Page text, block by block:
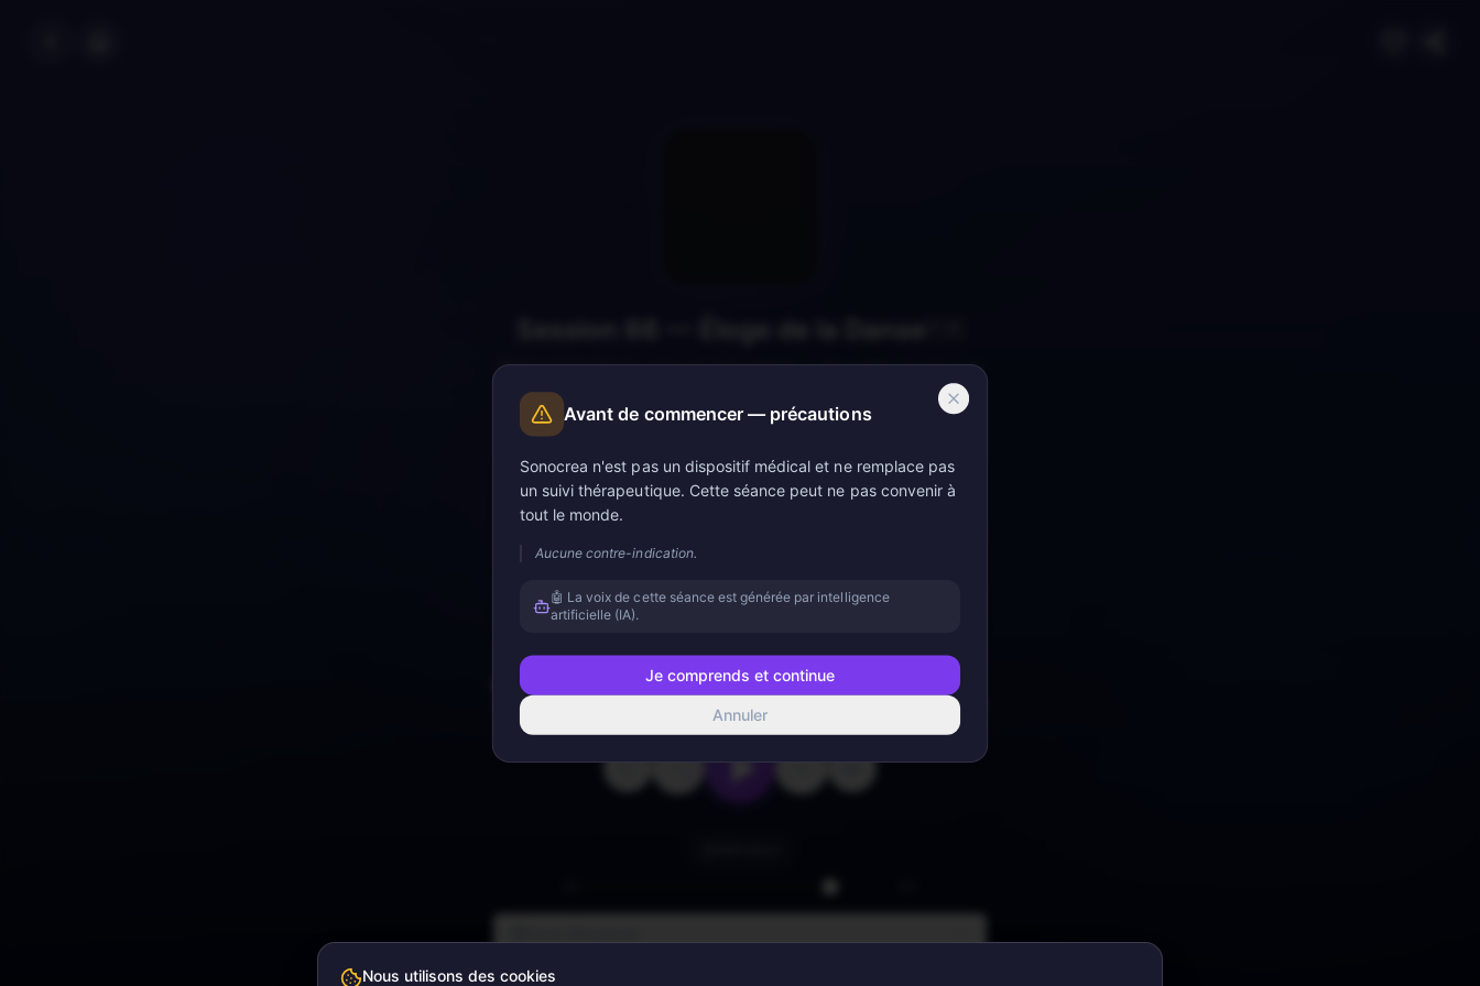
Retrouver la joie du corps en mouvement — réconcilier l'esprit et la
Appuyez sur lecture
0:00
Sons d'Ambiance
Avant de commencer — précautions
Sonocrea n'est pas un dispositif médical et ne remplace pas
un suivi thérapeutique. Cette séance peut ne pas convenir à
tout le monde.
Aucune contre-indication.
🤖 La voix de cette séance est générée par intelligence
artificielle (IA).
Je comprends et continue
Annuler
Nous utilisons des cookies